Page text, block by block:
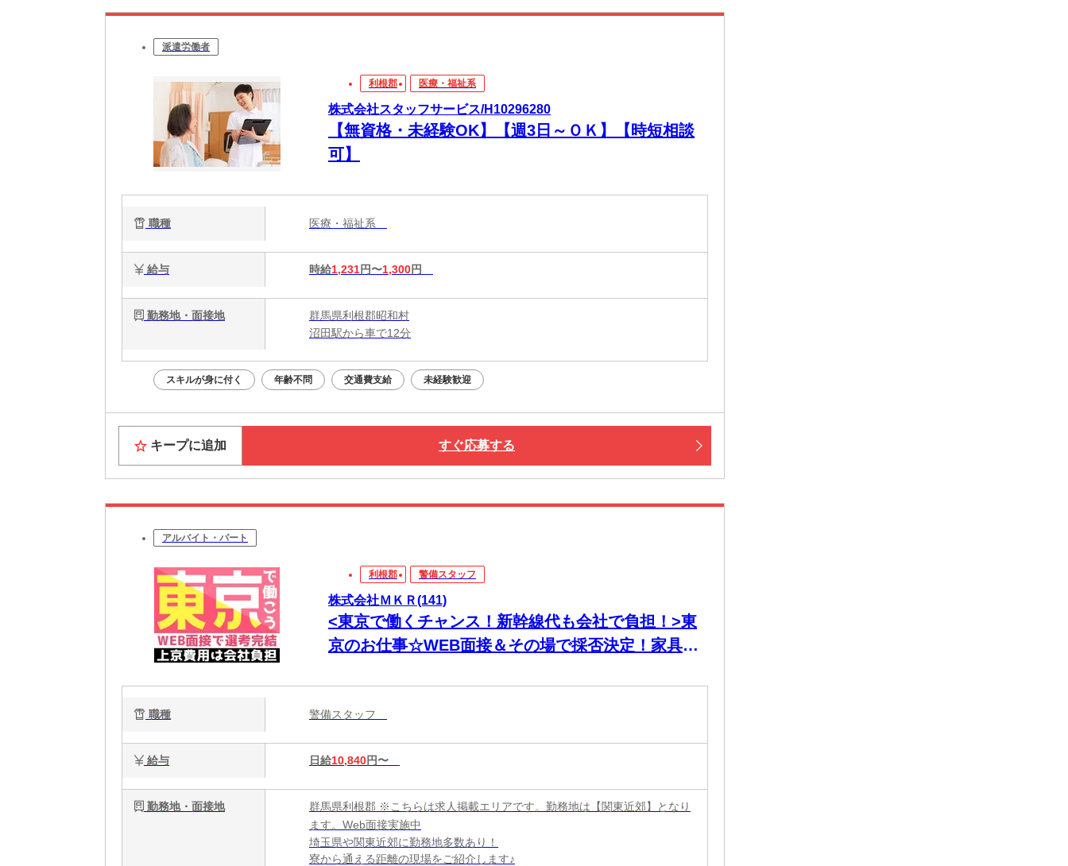
派遣労働者
利根郡 医療・福祉系
株式会社スタッフサービス/H10296280
【無資格・未経験OK】【週3日～ＯＫ】【時短相談
可】
職種 医療・福祉系
給与 時給1,231円〜1,300円
勤務地・面接地
群馬県利根郡昭和村
沼田駅から車で12分
スキルが身に付く 年齢不問 交通費支給 未経験歓迎
キープに追加 すぐ応募する
アルバイト・パート
利根郡 警備スタッフ
株式会社ＭＫＲ(141)
<東京で働くチャンス！新幹線代も会社で負担！>東
京のお仕事☆WEB面接＆その場で採否決定！家具家
職種 警備スタッフ
給与 日給10,840円〜
勤務地・面接地
群馬県利根郡 ※こちらは求人掲載エリアです。勤務地は【関東近郊】となり
ます。Web面接実施中
埼玉県や関東近郊に勤務地多数あり！
寮から通える距離の現場をご紹介します♪